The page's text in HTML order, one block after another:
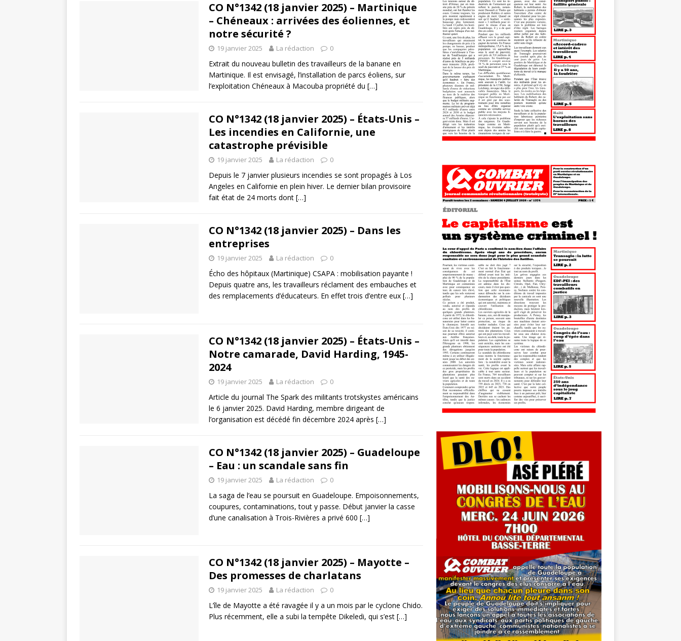
CO N°1342 (18 janvier 2025) – Martinique
– Chéneaux : arrivées des éoliennes, et
notre sécurité ?
19 janvier 2025 La rédaction 0
Extrait du nouveau bulletin des travailleurs de la banane en
Martinique. Il est envisagé, l’installation de parcs éoliens, sur
l’exploitation Chéneaux à Macouba propriété du […]
CO N°1342 (18 janvier 2025) – États-Unis –
Les incendies en Californie, une
catastrophe prévisible
19 janvier 2025 La rédaction 0
Depuis le 7 janvier plusieurs incendies se sont propagés à Los
Angeles en Californie en plein hiver. Le dernier bilan provisoire
fait état de 24 morts dont […]
CO N°1342 (18 janvier 2025) – Dans les
entreprises
19 janvier 2025 La rédaction 0
Écho des hôpitaux (Martinique) CSAPA : mobilisation payante !
Depuis quatre ans, les travailleurs réclament des embauches et
des remplacements d’éducateurs. En effet trois d’entre eux […]
CO N°1342 (18 janvier 2025) – États-Unis –
Notre camarade, David Harding, 1945-
2024
19 janvier 2025 La rédaction 0
Article du journal The Spark des militants trotskystes américains
le 6 janvier 2025. David Harding, membre dirigeant de
l’organisation est décédé fin décembre 2024 après […]
CO N°1342 (18 janvier 2025) – Guadeloupe
– Eau : un scandale sans fin
19 janvier 2025 La rédaction 0
La saga de l’eau se poursuit en Guadeloupe. Empoisonnements,
coupures, contaminations, tout y passe. Début janvier la casse
d’une canalisation à Trois-Rivières a privé 600 […]
CO N°1342 (18 janvier 2025) – Mayotte –
Des promesses de charlatans
19 janvier 2025 La rédaction 0
L’île de Mayotte a été ravagée il y a un mois par le cyclone Chido.
Plus récemment, elle a subi la tempête Dikeledi, qui s’est […]